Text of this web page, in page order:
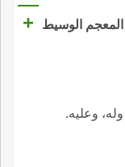
المعجم الوسيط +
وعليه.